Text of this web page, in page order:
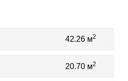
42.26 м2
20.70 м2